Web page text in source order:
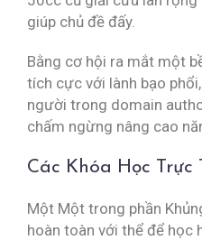
giúp chủ đề đấy.
Bằng cơ hội ra mắt một
tích cực với lành bạo
người trong domain
chấm ngừng nâng cao
Các Khóa Học Trực
Một Một trong phần
hoàn toàn với thể để học